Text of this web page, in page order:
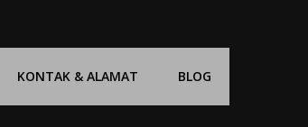
KONTAK & ALAMAT BLOG